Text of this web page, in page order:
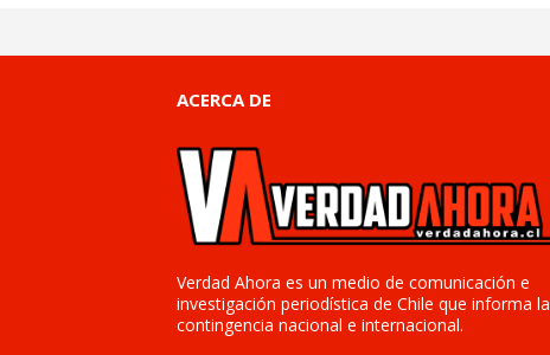
ACERCA DE
Verdad Ahora es un medio de comunicación e
investigación periodística de Chile que informa la
contingencia nacional e internacional.